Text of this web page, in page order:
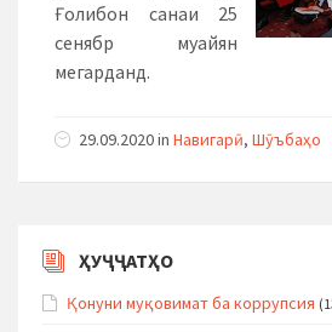
Ғолибон санаи 25
сенябр муайян
мегарданд.
29.09.2020in Навигарӣ, Шӯъбаҳо
ҲУҶҶАТҲО
Қонуни муқовимат ба коррупсия